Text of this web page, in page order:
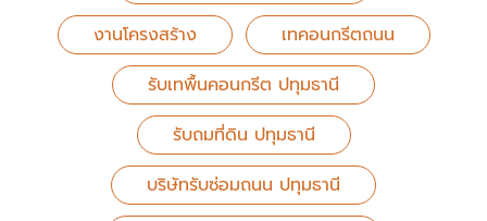
งานโครงสร้าง
เทคอนกรีตถนน
รับเทพื้นคอนกรีต ปทุมธานี
รับถมที่ดิน ปทุมธานี
บริษัทรับซ่อมถนน ปทุมธานี